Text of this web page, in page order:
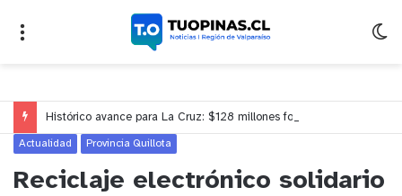
Actualidad Provincia Quillota
Reciclaje electrónico solidario